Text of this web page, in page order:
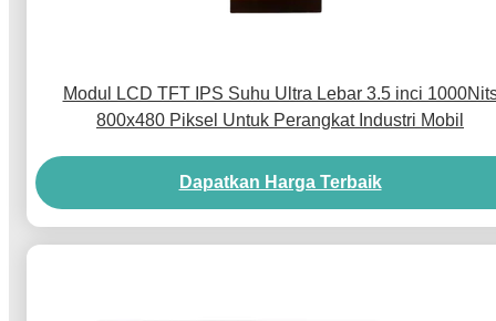
Modul LCD TFT IPS Suhu Ultra Lebar 3.5 inci
800x480 Piksel Untuk Perangkat Industri Mobil
Dapatkan Harga Terbaik